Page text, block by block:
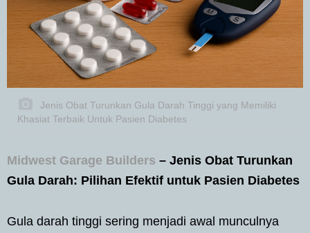
Jenis Obat Turunkan Gula Darah Tinggi yang Memiliki
Khasiat Terbaik Untuk Pasien Diabetes
Midwest Garage Builders – Jenis Obat Turunkan
Gula Darah: Pilihan Efektif untuk Pasien Diabetes
Gula darah tinggi sering menjadi awal munculnya